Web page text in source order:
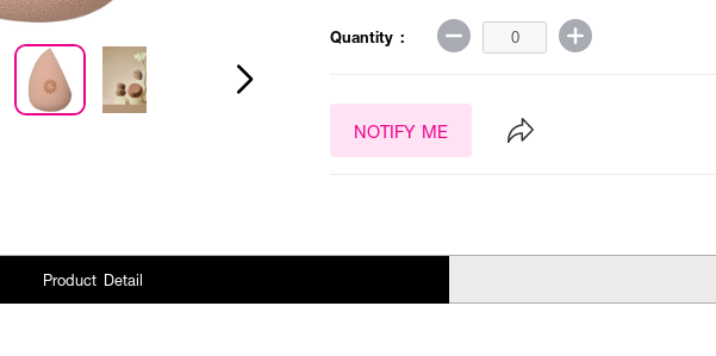
Quantity :
NOTIFY ME
Product Detail